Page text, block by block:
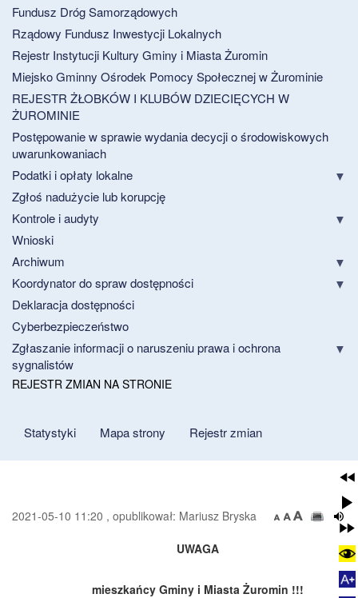
Fundusz Dróg Samorządowych
Rządowy Fundusz Inwestycji Lokalnych
Rejestr Instytucji Kultury Gminy i Miasta Żuromin
Miejsko Gminny Ośrodek Pomocy Społecznej w Żurominie
REJESTR ŻŁOBKÓW I KLUBÓW DZIECIĘCYCH W
ŻUROMINIE
Postępowanie w sprawie wydania decycji o środowiskowych
uwarunkowaniach
Podatki i opłaty lokalne
Zgłoś nadużycie lub korupcję
Kontrole i audyty
Wnioski
Archiwum
Koordynator do spraw dostępności
Deklaracja dostępności
Cyberbezpieczeństwo
Zgłaszanie informacji o naruszeniu prawa i ochrona
sygnalistów
REJESTR ZMIAN NA STRONIE
Statystyki Mapa strony Rejestr zmian
2021-05-10 11:20 , opublikował: Mariusz Bryska
UWAGA
mieszkańcy Gminy i Miasta Żuromin !!!